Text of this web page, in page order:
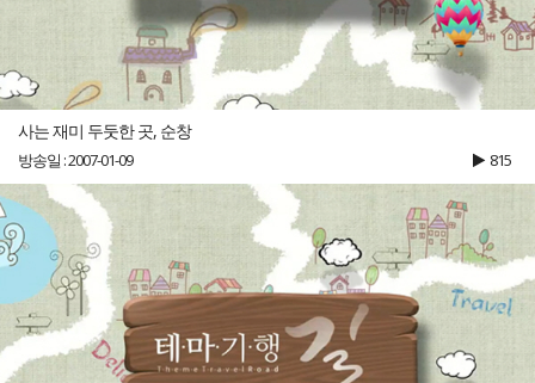
사는 재미 두둣한 곳, 순창
방송일 : 2007-01-09 815